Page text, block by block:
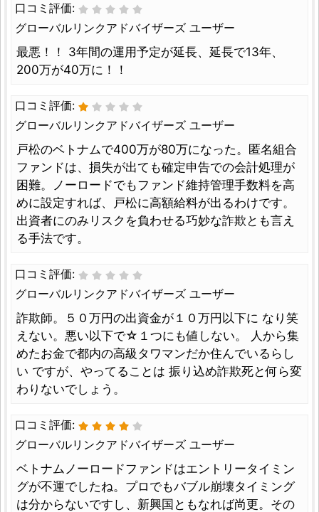
口コミ評価:
グローバルリンクアドバイザーズ ユーザー
最悪！！ 3年間の運用予定が延長、延長で13年、
200万が40万に！！
口コミ評価:
グローバルリンクアドバイザーズ ユーザー
戸松のベトナムで400万が80万になった。匿名組合
ファンドは、損失が出ても確定申告での会計処理が
困難。ノーロードでもファンド維持管理手数料を高
めに設定すれば、戸松に高額給料が出るわけです。
出資者にのみリスクを負わせる巧妙な詐欺とも言え
る手法です。
口コミ評価:
グローバルリンクアドバイザーズ ユーザー
詐欺師。５０万円の出資金が１０万円以下に なり笑
えない。悪い以下で☆１つにも値しない。 人から集
めたお金で都内の高級タワマンだか住んでいるらし
い ですが、やってることは 振り込め詐欺死と何ら変
わりないでしょう。
口コミ評価:
グローバルリンクアドバイザーズ ユーザー
ベトナムノーロードファンドはエントリータイミン
グが不運でしたね。プロでもバブル崩壊タイミング
は分からないですし、新興国ともなれば尚更。その